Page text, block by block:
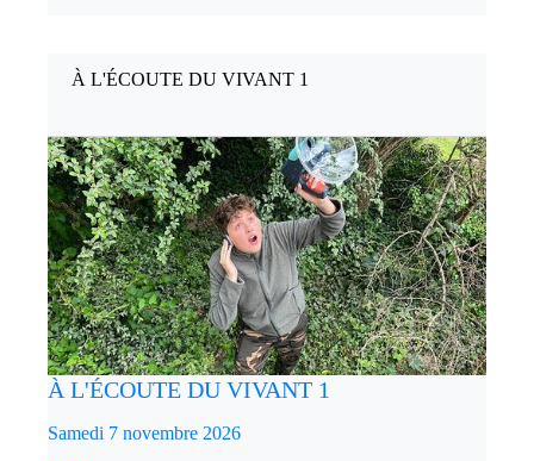
À L'ÉCOUTE DU VIVANT 1
À L'ÉCOUTE DU VIVANT 1
Samedi 7 novembre 2026